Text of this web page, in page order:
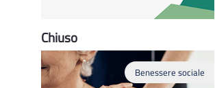
Chiuso
Benessere sociale